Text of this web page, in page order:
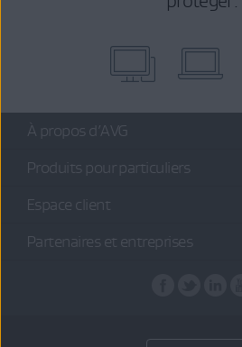
À propos d’AVG
Produits pour particuliers
Espace client
Partenaires et entreprises